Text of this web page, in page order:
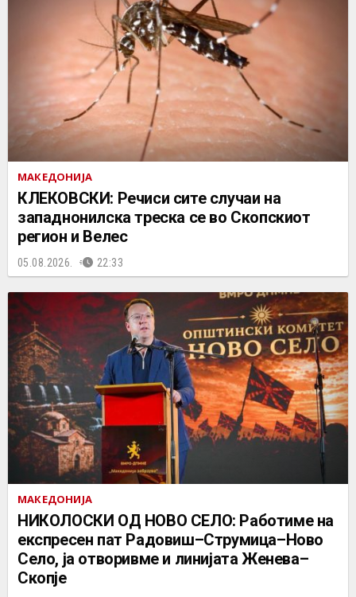
МАКЕДОНИЈА
КЛЕКОВСКИ: Речиси сите случаи на
западнонилска треска се во Скопскиот
регион и Велес
05.08.2026. 22:33
МАКЕДОНИЈА
НИКОЛОСКИ ОД НОВО СЕЛО: Работиме на
експресен пат Радовиш–Струмица–Ново
Село, ја отворивме и линијата Женева–
Скопје